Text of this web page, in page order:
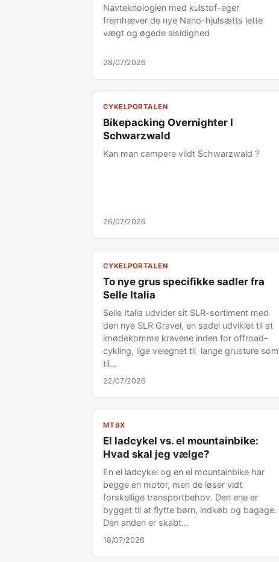
Navteknologien med kulstof-eger
fremhæver de nye Nano-hjulsætts lette
vægt og øgede alsidighed
28/07/2026
CYKELPORTALEN
Bikepacking Overnighter I
Schwarzwald
Kan man campere vildt Schwarzwald ?
26/07/2026
CYKELPORTALEN
To nye grus specifikke sadler fra
Selle Italia
Selle Italia udvider sit SLR-sortiment med
den nye SLR Gravel, en sadel udviklet til at
imødekomme kravene inden for offroad-
cykling, lige velegnet til lange grusture som
til…
22/07/2026
MTBX
El ladcykel vs. el mountainbike:
Hvad skal jeg vælge?
En el ladcykel og en el mountainbike har
begge en motor, men de løser vidt
forskellige transportbehov. Den ene er
bygget til at flytte børn, indkøb og bagage.
Den anden er skabt…
18/07/2026